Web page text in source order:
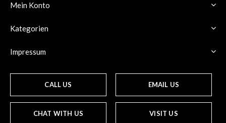
Mein Konto
Kategorien
Impressum
CALL US EMAIL US
CHAT WITH US VISIT US